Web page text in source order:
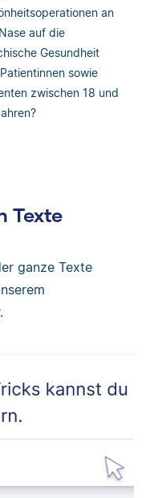
an
auf die
Gesundheit
sowie
zwischen 18 und
Texte
ganze Texte